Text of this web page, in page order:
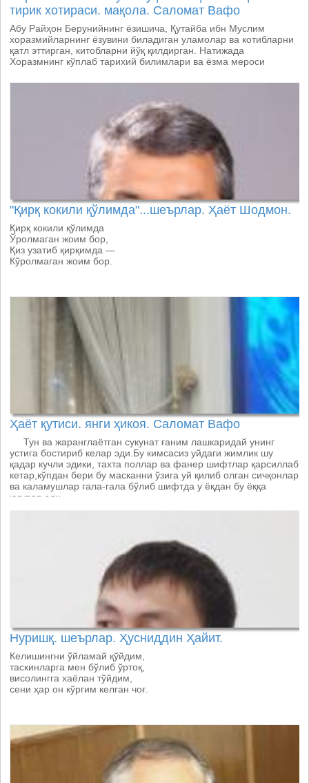
тирик хотираси. мақола. Саломат Вафо
Абу Райҳон Берунийнинг ёзишича, Қутайба ибн Муслим
хоразмийларнинг ёзувини биладиган уламолар ва котибларни
қатл эттирган, китобларни йўқ қилдирган. Натижада
Хоразмнинг кўплаб тарихий билимлари ва ёзма мероси
"Қирқ кокили қўлимда"...шеърлар. Ҳаёт Шодмон.
Қирқ кокили қўлимда
Ўролмаган жоим бор,
Қиз узатиб қирқимда —
Кўролмаган жоим бор.
Ҳаёт қутиси. янги ҳикоя. Саломат Вафо
Тун ва жаранглаётган сукунат ғаним лашкаридай унинг
устига бостириб келар эди.Бу кимсасиз уйдаги жимлик шу
қадар кучли эдики, тахта поллар ва фанер шифтлар қарсиллаб
кетар,кўпдан бери бу масканни ўзига уй қилиб олган сичқонлар
ва каламушлар гала-гала бўлиб шифтда у ёқдан бу ёққа
югурар эди
Нуришқ. шеърлар. Ҳусниддин Ҳайит.
Келишингни ўйламай қўйдим,
таскинларга мен бўлиб ўртоқ,
висолингга хаёлан тўйдим,
сени ҳар он кўргим келган чоғ.